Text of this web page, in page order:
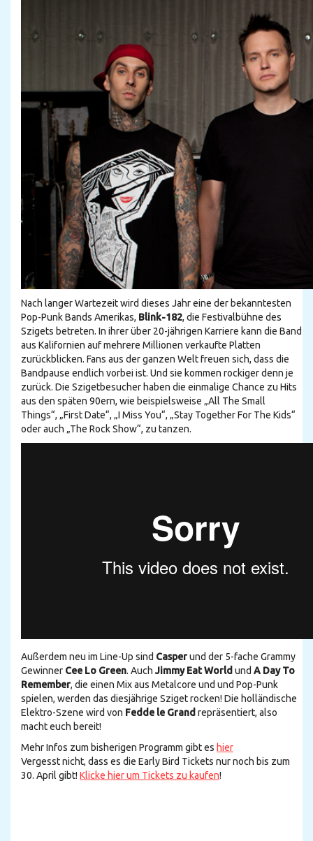
Nach langer Wartezeit wird dieses Jahr eine der bekanntesten
Pop-Punk Bands Amerikas, Blink-182, die Festivalbühne des
Szigets betreten. In ihrer über 20-jährigen Karriere kann die Band
aus Kalifornien auf mehrere Millionen verkaufte Platten
zurückblicken. Fans aus der ganzen Welt freuen sich, dass die
Bandpause endlich vorbei ist. Und sie kommen rockiger denn je
zurück. Die Szigetbesucher haben die einmalige Chance zu Hits
aus den späten 90ern, wie beispielsweise „All The Small
Things“, „First Date“, „I Miss You“, „Stay Together For The Kids“
oder auch „The Rock Show“, zu tanzen.
Außerdem neu im Line-Up sind Casperund der 5-fache Grammy
Gewinner Cee Lo Green. AuchJimmy Eat World und A Day To
Remember, die einen Mix aus Metalcore und und Pop-Punk
spielen, werden das diesjährige Sziget rocken! Die holländische
Elektro-Szene wird von Fedde le Grand repräsentiert, also
macht euch bereit!
Mehr Infos zum bisherigen Programm gibt es hier
Vergesst nicht, dass es die Early Bird Tickets nur noch bis zum
30. April gibt! Klicke hier um Tickets zu kaufen!